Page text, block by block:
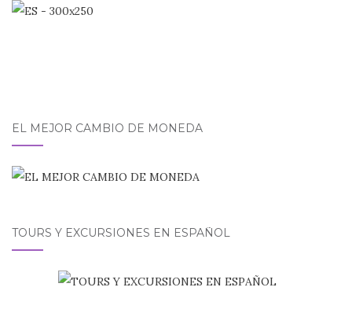
EL MEJOR CAMBIO DE MONEDA
TOURS Y EXCURSIONES EN ESPAÑOL